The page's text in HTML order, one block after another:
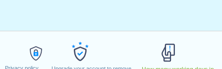
2, 2024
14, 2024